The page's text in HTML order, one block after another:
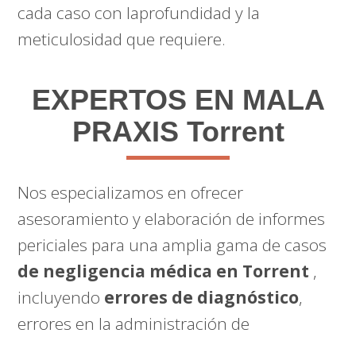
cada caso con laprofundidad y la
meticulosidad que requiere.
EXPERTOS EN MALA
PRAXIS Torrent
Nos especializamos en ofrecer
asesoramiento y elaboración de informes
periciales para una amplia gama de casos
de negligencia médica en Torrent ,
incluyendo errores de diagnóstico,
errores en la administración de